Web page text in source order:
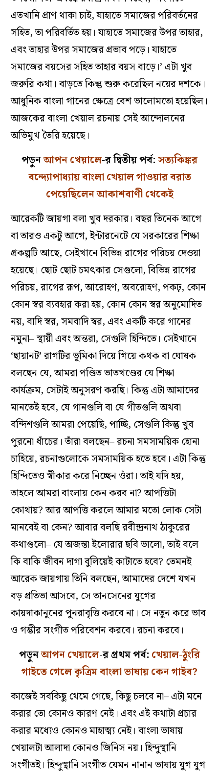
এতখানি প্রাণ থাকা চাই, যাহাতে সমাজের পরিবর্তনের
সহিত, তা পরিবর্তিত হয়। যাহাতে সমাজের উপর তাহার,
এবং তাহার উপর সমাজের প্রভাব পড়ে। যাহাতে
সমাজের বয়সের সহিত তাহার বয়স বাড়ে।’ এটা খুব
জরুরি কথা। বাড়তে কিন্তু শুরু করেছিল নয়ের দশকে।
আধুনিক বাংলা গানের ক্ষেত্রে বেশ ভালোমতো হয়েছিল।
আজকের বাংলা খেয়াল রচনায় সেই আন্দোলনের
অভিমুখ তৈরি হয়েছে।
পড়ুনআপন খেয়ালে-র দ্বিতীয় পর্ব:সত্যকিঙ্কর
বন্দ্যোপাধ্যায় বাংলা খেয়াল গাওয়ার বরাত
পেয়েছিলেন আকাশবাণী থেকেই
আরেকটি জায়গা বলা খুব দরকার। বছর তিনেক আগে
বা তারও একটু আগে, ইন্টারনেটে যে সরকারের শিক্ষা
প্রকল্পটি আছে, সেইখানে বিভিন্ন রাগের পরিচয় দেওয়া
হয়েছে। ছোট ছোট চমৎকার সেগুলো, বিভিন্ন রাগের
পরিচয়, রাগের রূপ, আরোহণ, অবরোহণ, পকঢ়, কোন
কোন স্বর ব্যবহার করা হয়, কোন কোন স্বর অনুমোদিত
নয়, বাদি স্বর, সমবাদি স্বর, এবং একটি করে গানের
নমুনা– স্থায়ী এবং অন্তরা, সেগুলি হিন্দিতে। সেইখানে
‘ছায়ানট’ রাগটির ভূমিকা দিয়ে গিয়ে কথক বা ঘোষক
বলছেন যে, আমরা পণ্ডিত ভাতখণ্ডের যে শিক্ষা
কার্যক্রম, সেটাই অনুসরণ করছি। কিন্তু এটা আমাদের
মানতেই হবে, যে গানগুলি বা যে গীতগুলি অথবা
বন্দিশগুলি আমরা পেয়েছি, পাচ্ছি, সেগুলি কিন্তু খুব
পুরনো ধাঁচের। তাঁরা বলছেন– রচনা সমসাময়িক হোনা
চাহিয়ে, রচনাগুলোকে সমসাময়িক হতে হবে। এটা কিন্তু
হিন্দিতেও স্বীকার করে নিচ্ছেন ওঁরা। তাই যদি হয়,
তাহলে আমরা বাংলায় কেন করব না? আপত্তিটা
কোথায়? আর আপত্তি করলে আমার মতো লোক সেটা
মানবেই বা কেন? আবার বলছি রবীন্দ্রনাথ ঠাকুরের
কথাগুলো– যে অজন্তা ইলোরার ছবি ভালো, তাই বলে
কি বাকি জীবন দাগা বুলিয়েই কাটাতে হবে? তেমনই
আরেক জায়গায় তিনি বলছেন, আমাদের দেশে যখন
বড় প্রতিভা আসবে, সে তানসেনের যুগের
কায়দাকানুনের পুনরাবৃত্তি করবে না। সে নতুন করে ভাব
ও গম্ভীর সংগীত পরিবেশন করবে। রচনা করবে।
পড়ুনআপন খেয়ালে-র প্রথম পর্ব: খেয়াল-ঠুংরি
গাইতে গেলে কৃত্রিম বাংলা ভাষায় কেন গাইব?
কাজেই সবকিছু থেমে গেছে, কিছু চলবে না– এটা মনে
করার তো কোনও কারণ নেই। এবং এই কথাটা প্রচার
করার মধ্যেও কোনও মাহাত্ম্য নেই। বাংলা ভাষায়
খেয়ালটা আলাদা কোনও জিনিস নয়। হিন্দুস্থানি
সংগীতই। হিন্দুস্থানি সংগীত যেমন নানান ভাষায় যুগ যুগ